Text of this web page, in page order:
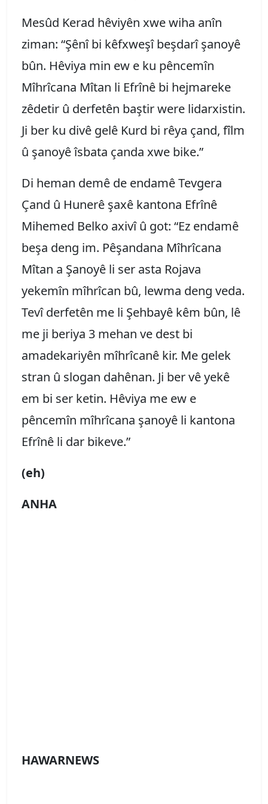
Mesûd Kerad hêviyên xwe wiha anîn
ziman: “Şênî bi kêfxweşî beşdarî şanoyê
bûn. Hêviya min ew e ku pêncemîn
Mîhrîcana Mîtan li Efrînê bi hejmareke
zêdetir û derfetên baştir were lidarxistin.
Ji ber ku divê gelê Kurd bi rêya çand, fîlm
û şanoyê îsbata çanda xwe bike.”
Di heman demê de endamê Tevgera
Çand û Hunerê şaxê kantona Efrînê
Mihemed Belko axivî û got: “Ez endamê
beşa deng im. Pêşandana Mîhrîcana
Mîtan a Şanoyê li ser asta Rojava
yekemîn mîhrîcan bû, lewma deng veda.
Tevî derfetên me li Şehbayê kêm bûn, lê
me ji beriya 3 mehan ve dest bi
amadekariyên mîhrîcanê kir. Me gelek
stran û slogan dahênan. Ji ber vê yekê
em bi ser ketin. Hêviya me ew e
pêncemîn mîhrîcana şanoyê li kantona
Efrînê li dar bikeve.”
(eh)
ANHA
HAWARNEWS